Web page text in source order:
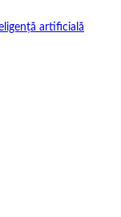
artificială